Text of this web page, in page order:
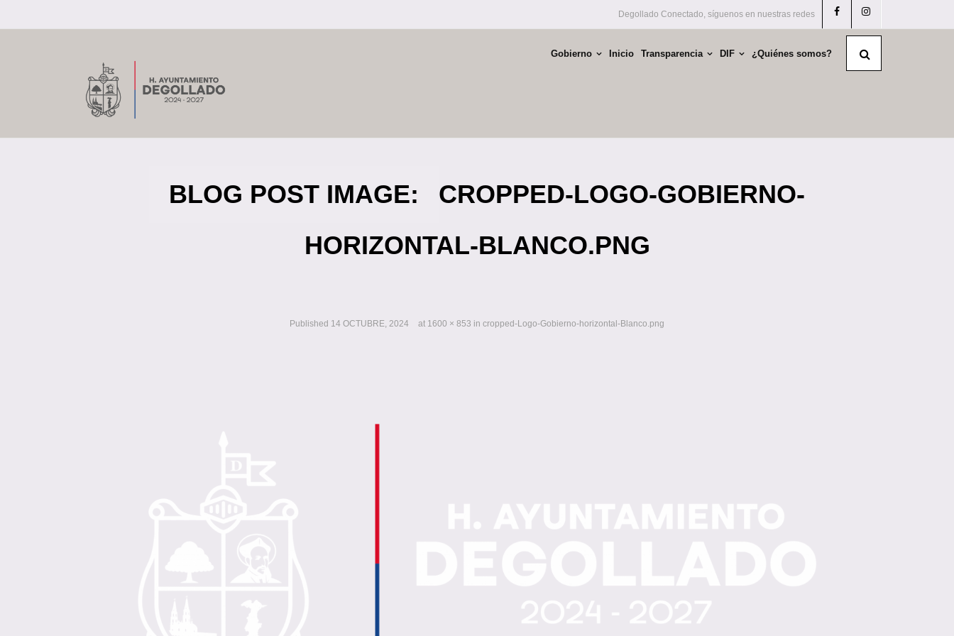
Degollado Conectado, síguenos en nuestras redes
Gobierno Inicio Transparencia DIF ¿Quiénes somos?
BLOG POST IMAGE:
CROPPED-LOGO-GOBIERNO-
HORIZONTAL-BLANCO.PNG
Published 14 OCTUBRE, 2024 at 1600 × 853 in cropped-Logo-Gobierno-horizontal-Blanco.png